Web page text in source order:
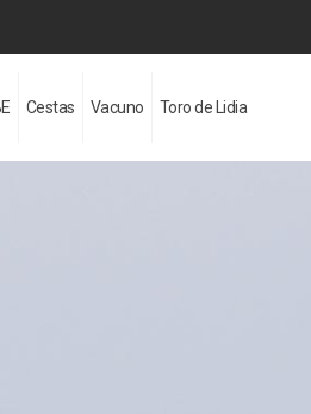
Cestas Vacuno Toro de Lidia